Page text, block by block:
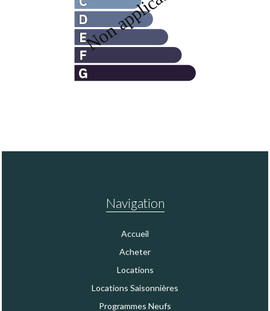
Navigation
Accueil
Acheter
Locations
Locations Saisonnières
Programmes Neufs